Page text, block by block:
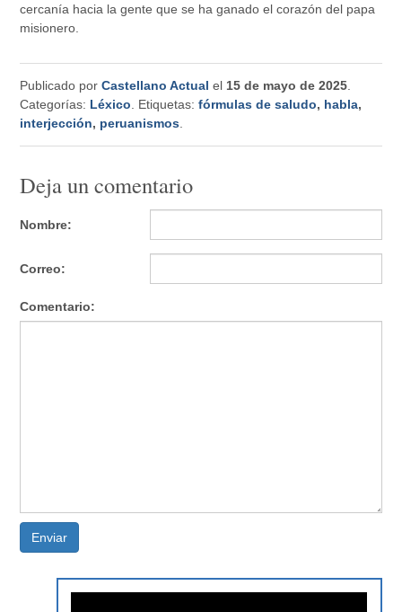
cercanía hacia la gente que se ha ganado el corazón del papa
misionero.
Publicado porCastellano Actual el 15 de mayo de 2025
Categorías: Léxico . Etiquetas:fórmulas de saludo, habla,
interjección, peruanismos
Deja un comentario
Nombre:
Correo:
Comentario:
Enviar